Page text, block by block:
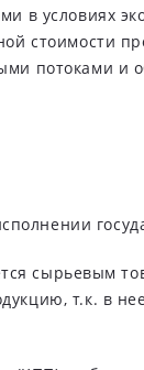
в условиях
стоимости
потоками и
сырьевым
т.к. в